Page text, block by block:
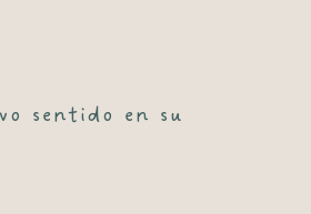
sentido en su